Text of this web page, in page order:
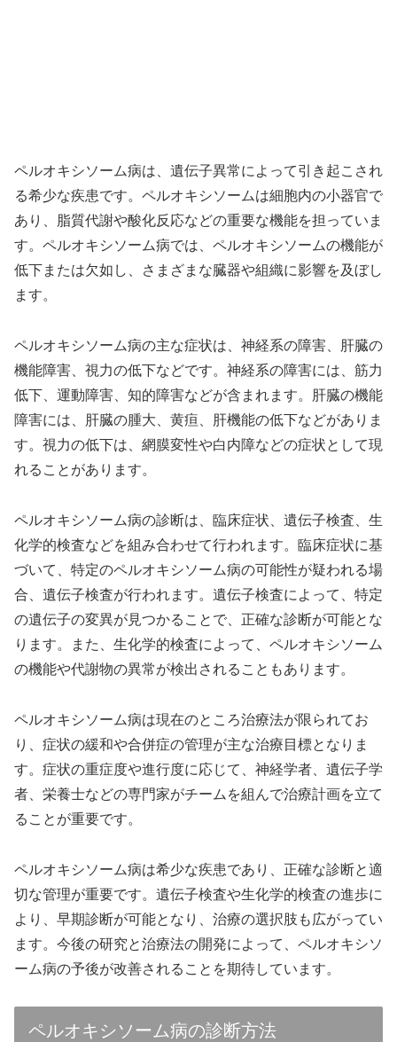
ペルオキシソーム病は、遺伝子異常によって引き起こされ
る希少な疾患です。ペルオキシソームは細胞内の小器官で
あり、脂質代謝や酸化反応などの重要な機能を担っていま
す。ペルオキシソーム病では、ペルオキシソームの機能が
低下または欠如し、さまざまな臓器や組織に影響を及ぼし
ます。
ペルオキシソーム病の主な症状は、神経系の障害、肝臓の
機能障害、視力の低下などです。神経系の障害には、筋力
低下、運動障害、知的障害などが含まれます。肝臓の機能
障害には、肝臓の腫大、黄疸、肝機能の低下などがありま
す。視力の低下は、網膜変性や白内障などの症状として現
れることがあります。
ペルオキシソーム病の診断は、臨床症状、遺伝子検査、生
化学的検査などを組み合わせて行われます。臨床症状に基
づいて、特定のペルオキシソーム病の可能性が疑われる場
合、遺伝子検査が行われます。遺伝子検査によって、特定
の遺伝子の変異が見つかることで、正確な診断が可能とな
ります。また、生化学的検査によって、ペルオキシソーム
の機能や代謝物の異常が検出されることもあります。
ペルオキシソーム病は現在のところ治療法が限られてお
り、症状の緩和や合併症の管理が主な治療目標となりま
す。症状の重症度や進行度に応じて、神経学者、遺伝子学
者、栄養士などの専門家がチームを組んで治療計画を立て
ることが重要です。
ペルオキシソーム病は希少な疾患であり、正確な診断と適
切な管理が重要です。遺伝子検査や生化学的検査の進歩に
より、早期診断が可能となり、治療の選択肢も広がってい
ます。今後の研究と治療法の開発によって、ペルオキシソ
ーム病の予後が改善されることを期待しています。
ペルオキシソーム病の診断方法